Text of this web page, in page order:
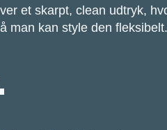
et skarpt, clean udtryk,
man kan style den fleksibelt.